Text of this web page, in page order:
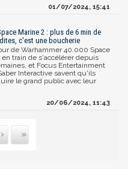
01/07/2024, 15:41
Marine 2 : plus de 6 min de
c'est une boucherie
de Warhammer 40.000 Space
en train de s'accélérer depuis
et Focus Entertainment
Interactive savent qu'ils
le grand public avec leur
20/06/2024, 11:43